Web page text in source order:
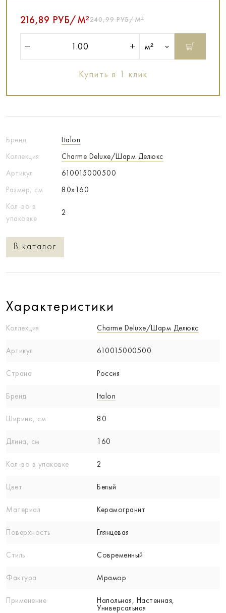
Бренд
Italon
Коллекция
Charme Deluxe/Шарм Делюкс
Артикул
610015000500
Размер, см
80x160
Кол-во в
упаковке
2
В каталог
216,89 РУБ/М²240,99 РУБ/М²
м²
Купить в 1 клик
Характеристики
Коллекция Charme Deluxe/Шарм Делюкс
Артикул 610015000500
Страна Россия
Бренд Italon
Ширина, см 80
Длина, см 160
Кол-вo в упаковке 2
Цвет Белый
Материал Керамогранит
Поверхность Глянцевая
Стиль Современный
Фактура Мрамор
Применение
Напольная, Настенная,
Универсальная